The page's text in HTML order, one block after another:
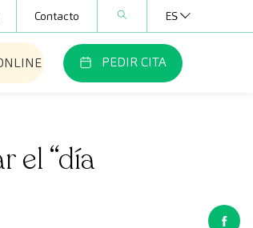
Contacto ES
PEDIR CITA
el “día